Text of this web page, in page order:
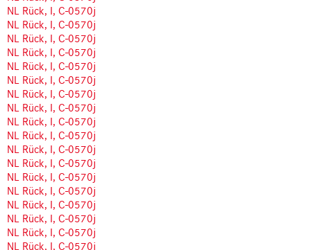
NL Rück, I, C-0570j
NL Rück, I, C-0570j
NL Rück, I, C-0570j
NL Rück, I, C-0570j
NL Rück, I, C-0570j
NL Rück, I, C-0570j
NL Rück, I, C-0570j
NL Rück, I, C-0570j
NL Rück, I, C-0570j
NL Rück, I, C-0570j
NL Rück, I, C-0570j
NL Rück, I, C-0570j
NL Rück, I, C-0570j
NL Rück, I, C-0570j
NL Rück, I, C-0570j
NL Rück, I, C-0570j
NL Rück, I, C-0570j
NL Rück, I, C-0570j